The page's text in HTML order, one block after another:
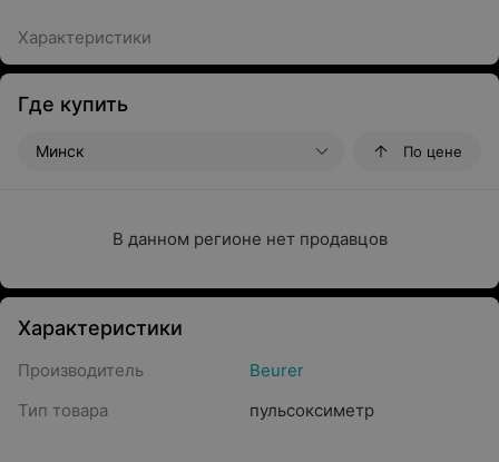
Характеристики
Где купить
Минск По цене
В данном регионе нет продавцов
Характеристики
Производитель
Beurer
Тип товара
пульсоксиметр